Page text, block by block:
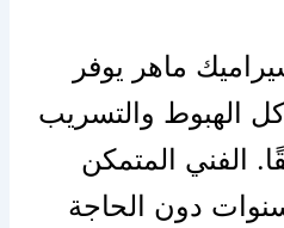
ماهر يوفر
الهبوط والتسريب
الفني المتمكن
دون الحاجة